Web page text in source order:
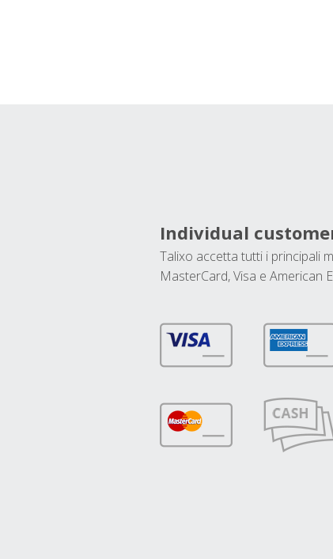
Individual
Talixo accetta tutti i principali
MasterCard, Visa e American